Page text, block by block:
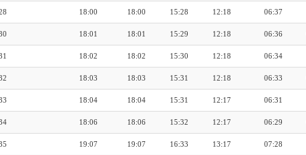
06:37
12:18
15:28
18:00
18:00
06:36
12:18
15:29
18:01
18:01
06:34
12:18
15:30
18:02
18:02
06:33
12:18
15:31
18:03
18:03
06:31
12:17
15:31
18:04
18:04
06:29
12:17
15:32
18:06
18:06
07:28
13:17
16:33
19:07
19:07